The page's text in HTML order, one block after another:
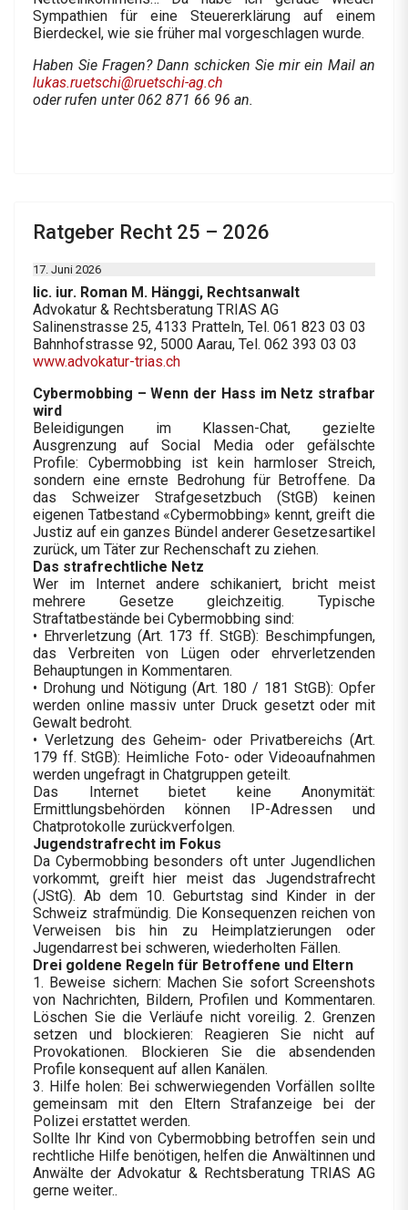
Sympathien für eine Steuererklärung auf einem
Bierdeckel, wie sie früher mal vorgeschlagen wurde.
Haben Sie Fragen? Dann schicken Sie mir ein Mail an
lukas.ruetschi@ruetschi-ag.ch
oder rufen unter 062 871 66 96 an.
Ratgeber Recht 25 – 2026
17. Juni 2026
lic. iur. Roman M. Hänggi, Rechtsanwalt
Advokatur & Rechtsberatung TRIAS AG
Salinenstrasse 25, 4133 Pratteln, Tel. 061 823 03 03
Bahnhofstrasse 92, 5000 Aarau, Tel. 062 393 03 03
www.advokatur-trias.ch
Cybermobbing – Wenn der Hass im Netz strafbar
wird
Beleidigungen im Klassen-Chat, gezielte
Ausgrenzung auf Social Media oder gefälschte
Profile: Cybermobbing ist kein harmloser Streich,
sondern eine ernste Bedrohung für Betroffene. Da
das Schweizer Strafgesetzbuch (StGB) keinen
eigenen Tatbestand «Cybermobbing» kennt, greift die
Justiz auf ein ganzes Bündel anderer Gesetzesartikel
zurück, um Täter zur Rechenschaft zu ziehen.
Das strafrechtliche Netz
Wer im Internet andere schikaniert, bricht meist
mehrere Gesetze gleichzeitig. Typische
Straftatbestände bei Cybermobbing sind:
• Ehrverletzung (Art. 173 ff. StGB): Beschimpfungen,
das Verbreiten von Lügen oder ehrverletzenden
Behauptungen in Kommentaren.
• Drohung und Nötigung (Art. 180 / 181 StGB): Opfer
werden online massiv unter Druck gesetzt oder mit
Gewalt bedroht.
• Verletzung des Geheim- oder Privatbereichs (Art.
179 ff. StGB): Heimliche Foto- oder Videoaufnahmen
werden ungefragt in Chatgruppen geteilt.
Das Internet bietet keine Anonymität:
Ermittlungsbehörden können IP-Adressen und
Chatprotokolle zurückverfolgen.
Jugendstrafrecht im Fokus
Da Cybermobbing besonders oft unter Jugendlichen
vorkommt, greift hier meist das Jugendstrafrecht
(JStG). Ab dem 10. Geburtstag sind Kinder in der
Schweiz strafmündig. Die Konsequenzen reichen von
Verweisen bis hin zu Heimplatzierungen oder
Jugendarrest bei schweren, wiederholten Fällen.
Drei goldene Regeln für Betroffene und Eltern
1. Beweise sichern: Machen Sie sofort Screenshots
von Nachrichten, Bildern, Profilen und Kommentaren.
Löschen Sie die Verläufe nicht voreilig. 2. Grenzen
setzen und blockieren: Reagieren Sie nicht auf
Provokationen. Blockieren Sie die absendenden
Profile konsequent auf allen Kanälen.
3. Hilfe holen: Bei schwerwiegenden Vorfällen sollte
gemeinsam mit den Eltern Strafanzeige bei der
Polizei erstattet werden.
Sollte Ihr Kind von Cybermobbing betroffen sein und
rechtliche Hilfe benötigen, helfen die Anwältinnen und
Anwälte der Advokatur & Rechtsberatung TRIAS AG
gerne weiter..